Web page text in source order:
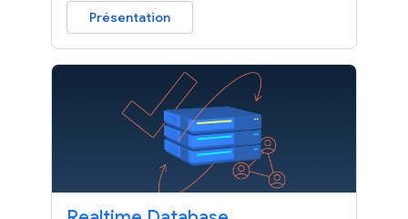
Présentation